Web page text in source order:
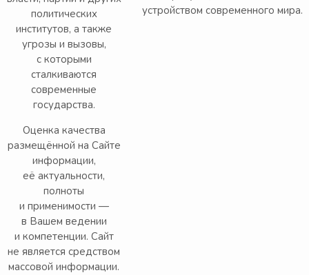
политических
институтов, а также
угрозы и вызовы,
с которыми
сталкиваются
современные
государства.
Оценка качества
размещённой на Сайте
информации,
её актуальности,
полноты
и применимости —
в Вашем ведении
и компетенции. Сайт
не является средством
массовой информации.
устройством современного мира.